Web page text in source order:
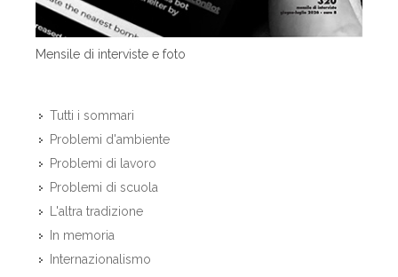
Mensile di interviste e foto
Tutti i sommari
Problemi d'ambiente
Problemi di lavoro
Problemi di scuola
L'altra tradizione
In memoria
Internazionalismo